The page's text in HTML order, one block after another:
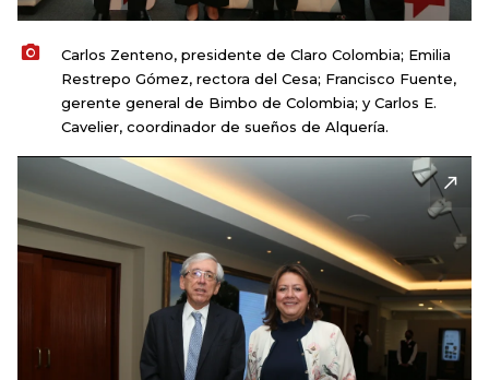
Carlos Zenteno, presidente de Claro Colombia; Emilia
Restrepo Gómez, rectora del Cesa; Francisco Fuente,
gerente general de Bimbo de Colombia; y Carlos E.
Cavelier, coordinador de sueños de Alquería.